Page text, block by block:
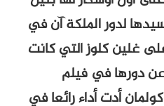
لدور الملكة آن في
غلين كلوز التي كانت
دورها في فيلم
أدت أداء رائعا في